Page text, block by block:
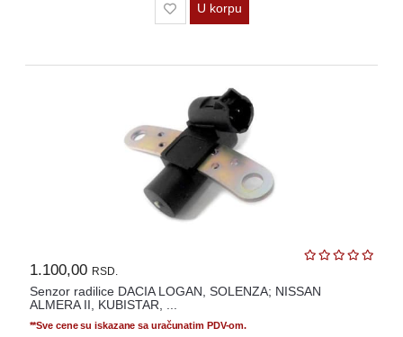
U korpu
1.100,00 RSD.
Senzor radilice DACIA LOGAN, SOLENZA; NISSAN
ALMERA II, KUBISTAR, ...
**Sve cene su iskazane sa uračunatim PDV-om.